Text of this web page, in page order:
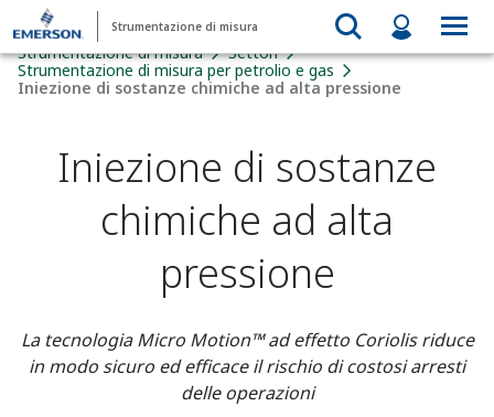
Strumentazione di misura
Strumentazione di misura
Settori
Strumentazione di misura per petrolio e gas
Iniezione di sostanze chimiche ad alta pressione
Iniezione di sostanze
chimiche ad alta
pressione
La tecnologia Micro Motion™ ad effetto Coriolis riduce
in modo sicuro ed efficace il rischio di costosi arresti
delle operazioni